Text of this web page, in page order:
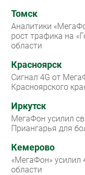
Томск
Аналитики
рост трафика на
области
Красноярск
Сигнал 4G от
Красноярского
Иркутск
МегаФон усилил
Приангарья для
Кемерово
«МегаФон» усилил
области